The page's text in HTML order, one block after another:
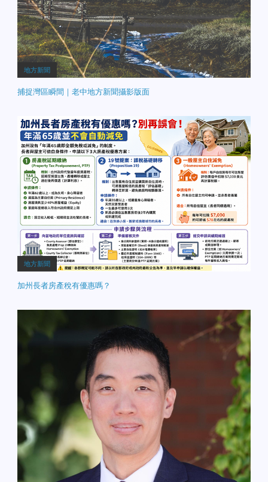
地方新聞
捕捉灣區瞬間｜老中地方新聞攝影版面
地方新聞
加州長者房產稅有優惠嗎？